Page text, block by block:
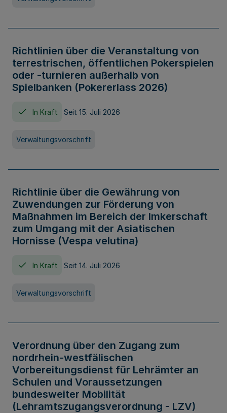
Richtlinien über die Veranstaltung von
terrestrischen, öffentlichen Pokerspielen
oder -turnieren außerhalb von
Spielbanken (Pokererlass 2026)
In Kraft Seit 15. Juli 2026
Verwaltungsvorschrift
Richtlinie über die Gewährung von
Zuwendungen zur Förderung von
Maßnahmen im Bereich der Imkerschaft
zum Umgang mit der Asiatischen
Hornisse (Vespa velutina)
In Kraft Seit 14. Juli 2026
Verwaltungsvorschrift
Verordnung über den Zugang zum
nordrhein-westfälischen
Vorbereitungsdienst für Lehrämter an
Schulen und Voraussetzungen
bundesweiter Mobilität
(Lehramtszugangsverordnung - LZV)